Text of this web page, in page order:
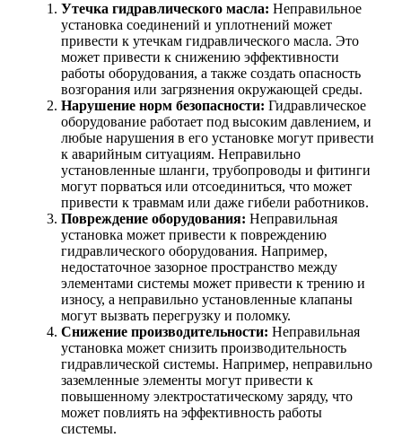
Утечка гидравлического масла: Неправильное
установка соединений и уплотнений может
привести к утечкам гидравлического масла. Это
может привести к снижению эффективности
работы оборудования, а также создать опасность
возгорания или загрязнения окружающей среды.
Нарушение норм безопасности: Гидравлическое
оборудование работает под высоким давлением, и
любые нарушения в его установке могут привести
к аварийным ситуациям. Неправильно
установленные шланги, трубопроводы и фитинги
могут порваться или отсоединиться, что может
привести к травмам или даже гибели работников.
Повреждение оборудования: Неправильная
установка может привести к повреждению
гидравлического оборудования. Например,
недостаточное зазорное пространство между
элементами системы может привести к трению и
износу, а неправильно установленные клапаны
могут вызвать перегрузку и поломку.
Снижение производительности: Неправильная
установка может снизить производительность
гидравлической системы. Например, неправильно
заземленные элементы могут привести к
повышенному электростатическому заряду, что
может повлиять на эффективность работы
системы.